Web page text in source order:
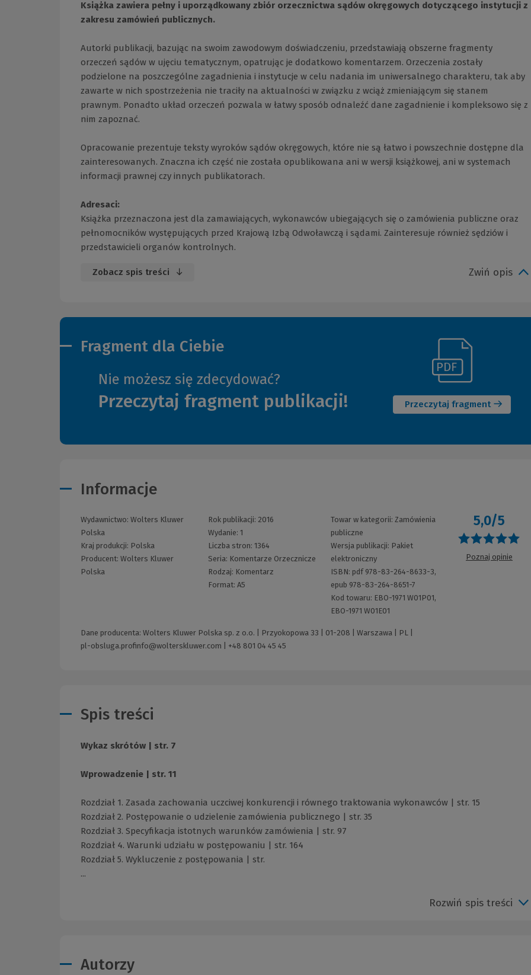
Książka zawiera pełny i uporządkowany zbiór orzecznictwa sądów okręgowych dotyczącego instytucji z
zakresu zamówień publicznych.
Autorki publikacji, bazując na swoim zawodowym doświadczeniu, przedstawiają obszerne fragmenty
orzeczeń sądów w ujęciu tematycznym, opatrując je dodatkowo komentarzem. Orzeczenia zostały
podzielone na poszczególne zagadnienia i instytucje w celu nadania im uniwersalnego charakteru, tak aby
zawarte w nich spostrzeżenia nie traciły na aktualności w związku z wciąż zmieniającym się stanem
prawnym. Ponadto układ orzeczeń pozwala w łatwy sposób odnaleźć dane zagadnienie i kompleksowo się z
nim zapoznać.
Opracowanie prezentuje teksty wyroków sądów okręgowych, które nie są łatwo i powszechnie dostępne dla
zainteresowanych. Znaczna ich część nie została opublikowana ani w wersji książkowej, ani w systemach
informacji prawnej czy innych publikatorach.
Adresaci:
Książka przeznaczona jest dla zamawiających, wykonawców ubiegających się o zamówienia publiczne oraz
pełnomocników występujących przed Krajową Izbą Odwoławczą i sądami. Zainteresuje również sędziów i
przedstawicieli organów kontrolnych.
Zobacz spis treści Zwiń opis
Fragment dla Ciebie
Nie możesz się zdecydować?
Przeczytaj fragment publikacji! Przeczytaj fragment
(Nowe
okno)
(Link
do
innej
strony)
Informacje
Wydawnictwo: Wolters Kluwer
Polska
Kraj produkcji: Polska
Producent: Wolters Kluwer
Polska
Rok publikacji: 2016
Wydanie: 1
Liczba stron: 1364
Seria: Komentarze Orzecznicze
Rodzaj: Komentarz
Format: A5
Towar w kategorii: Zamówienia
publiczne
Wersja publikacji: Pakiet
elektroniczny
ISBN: pdf 978-83-264-8633-3,
epub 978-83-264-8651-7
Kod towaru: EBO-1971 W01P01,
EBO-1971 W01E01
5,0/5
Poznaj opinie
Dane producenta: Wolters Kluwer Polska sp. z o.o. | Przyokopowa 33 | 01-208 | Warszawa | PL |
pl-obsluga.profinfo@wolterskluwer.com
+48 801 04 45 45
Spis treści
Wykaz skrótów | str. 7
Wprowadzenie | str. 11
Rozdział 1. Zasada zachowania uczciwej konkurencji i równego traktowania wykonawców | str. 15
Rozdział 2. Postępowanie o udzielenie zamówienia publicznego | str. 35
Rozdział 3. Specyfikacja istotnych warunków zamówienia | str. 97
Rozdział 4. Warunki udziału w postępowaniu | str. 164
Rozdział 5. Wykluczenie z postępowania | str.
...
Rozwiń spis treści
Autorzy